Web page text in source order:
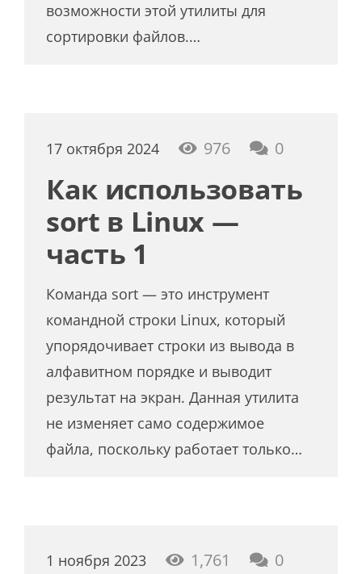
возможности этой утилиты для
сортировки файлов.…
17 октября 2024 976 0
Как использовать
sort в Linux —
часть 1
Команда sort — это инструмент
командной строки Linux, который
упорядочивает строки из вывода в
алфавитном порядке и выводит
результат на экран. Данная утилита
не изменяет само содержимое
файла, поскольку работает только…
1 ноября 2023 1,761 0